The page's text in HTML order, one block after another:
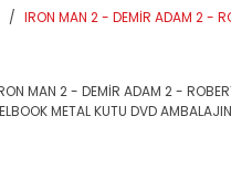
IRON MAN 2 - DEMİR ADAM 2 -